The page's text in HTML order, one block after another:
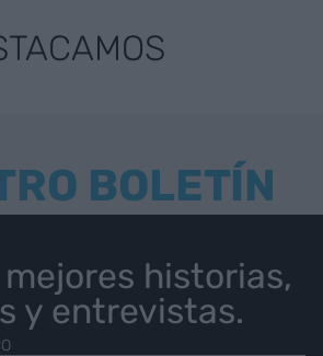
BOLETÍN
historias,
y entrevistas.